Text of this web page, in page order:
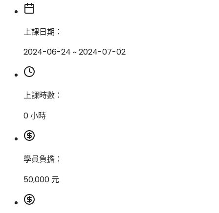
上課日期：
2024-06-24 ~ 2024-07-02
上課時數：
0 小時
學員負擔：
50,000 元